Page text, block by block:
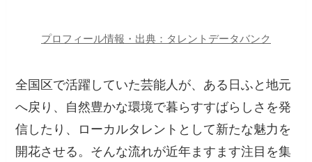
プロフィール情報・出典：タレントデータバンク
全国区で活躍していた芸能人が、ある日ふと地元
へ戻り、自然豊かな環境で暮らすすばらしさを発
信したり、ローカルタレントとして新たな魅力を
開花させる。そんな流れが近年ますます注目を集